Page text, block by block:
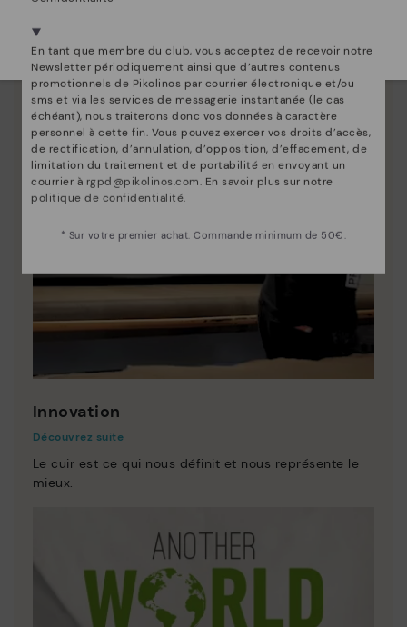
Innovation
Découvrez suite
Le cuir est ce qui nous définit et nous représente le
mieux.
En tant que membre du club, vous acceptez de recevoir notre
Newsletter périodiquement ainsi que d’autres contenus
promotionnels de Pikolinos par courrier électronique et/ou
sms et via les services de messagerie instantanée (le cas
échéant), nous traiterons donc vos données à caractère
personnel à cette fin. Vous pouvez exercer vos droits d’accès,
de rectification, d’annulation, d’opposition, d’effacement, de
limitation du traitement et de portabilité en envoyant un
courrier à rgpd@pikolinos.com. En savoir plus sur notre
politique de confidentialité.
* Sur votre premier achat. Commande minimum de 50€.